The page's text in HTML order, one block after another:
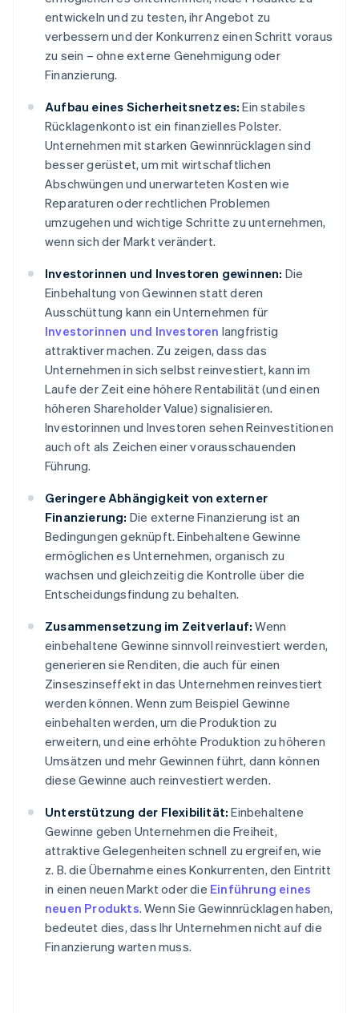
entwickeln und zu testen, ihr Angebot zu
verbessern und der Konkurrenz einen Schritt voraus
zu sein – ohne externe Genehmigung oder
Finanzierung.
Aufbau eines Sicherheitsnetzes: Ein stabiles
Rücklagenkonto ist ein finanzielles Polster.
Unternehmen mit starken Gewinnrücklagen sind
besser gerüstet, um mit wirtschaftlichen
Abschwüngen und unerwarteten Kosten wie
Reparaturen oder rechtlichen Problemen
umzugehen und wichtige Schritte zu unternehmen,
wenn sich der Markt verändert.
Investorinnen und Investoren gewinnen: Die
Einbehaltung von Gewinnen statt deren
Ausschüttung kann ein Unternehmen für
Investorinnen und Investoren langfristig
attraktiver machen. Zu zeigen, dass das
Unternehmen in sich selbst reinvestiert, kann im
Laufe der Zeit eine höhere Rentabilität (und einen
höheren Shareholder Value) signalisieren.
Investorinnen und Investoren sehen Reinvestitionen
auch oft als Zeichen einer vorausschauenden
Führung.
Geringere Abhängigkeit von externer
Finanzierung: Die externe Finanzierung ist an
Bedingungen geknüpft. Einbehaltene Gewinne
ermöglichen es Unternehmen, organisch zu
wachsen und gleichzeitig die Kontrolle über die
Entscheidungsfindung zu behalten.
Zusammensetzung im Zeitverlauf: Wenn
einbehaltene Gewinne sinnvoll reinvestiert werden,
generieren sie Renditen, die auch für einen
Zinseszinseffekt in das Unternehmen reinvestiert
werden können. Wenn zum Beispiel Gewinne
einbehalten werden, um die Produktion zu
erweitern, und eine erhöhte Produktion zu höheren
Umsätzen und mehr Gewinnen führt, dann können
diese Gewinne auch reinvestiert werden.
Unterstützung der Flexibilität: Einbehaltene
Gewinne geben Unternehmen die Freiheit,
attraktive Gelegenheiten schnell zu ergreifen, wie
z. B. die Übernahme eines Konkurrenten, den Eintritt
in einen neuen Markt oder die Einführung eines
neuen Produkts. Wenn Sie Gewinnrücklagen haben,
bedeutet dies, dass Ihr Unternehmen nicht auf die
Finanzierung warten muss.